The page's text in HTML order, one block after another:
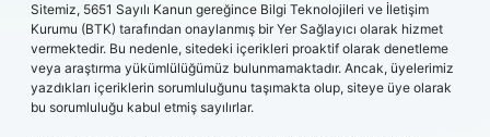
Sitemiz, 5651 Sayılı Kanun gereğince Bilgi Teknolojileri ve İletişim
Kurumu (BTK) tarafından onaylanmış bir Yer Sağlayıcı olarak hizmet
vermektedir. Bu nedenle, sitedeki içerikleri proaktif olarak denetleme
veya araştırma yükümlülüğümüz bulunmamaktadır. Ancak, üyelerimiz
yazdıkları içeriklerin sorumluluğunu taşımakta olup, siteye üye olarak
bu sorumluluğu kabul etmiş sayılırlar.